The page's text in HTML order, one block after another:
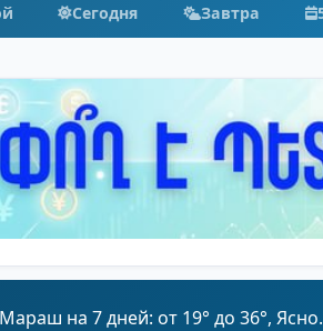
Сегодня Завтра
на 7 дней: от 19° до 36°,